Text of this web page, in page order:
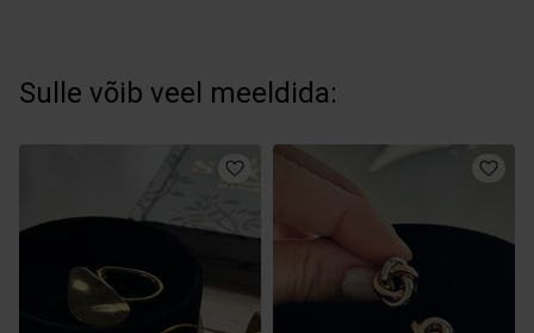
Sulle võib veel meeldida: